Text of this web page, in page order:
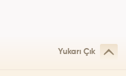
Yukarı Çık